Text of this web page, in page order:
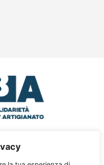
Croce in
Int.5 – 00185